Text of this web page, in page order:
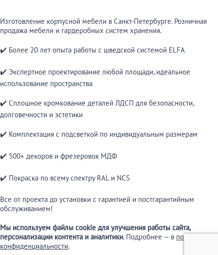
Изготовление корпусной мебели в Санкт-Петербурге. Розничная
продажа мебели и гардеробных систем хранения.
✔️ Более 20 лет опыта работы с шведской системой ELFA
✔️ Экспертное проектирование любой площади, идеальное
использование пространства
✔️ Сплошное кромкование деталей ЛДСП для безопасности,
долговечности и эстетики
✔️ Комплектация с подсветкой по индивидуальным размерам
✔️ 500+ декоров и фрезеровок МДФ
✔️ Покраска по всему спектру RAL и NCS
Все от проекта до установки с гарантией и постгарантийным
обслуживанием!
Мы используем файлы cookie для улучшения работы сайта,
персонализации контента и аналитики. Подробнее — в политике
конфиденциальности.